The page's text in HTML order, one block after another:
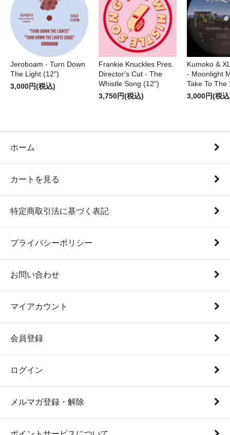
Jeroboam - Turn Down
The Light (12")
3,000円(税込)
Frankie Knuckles Pres.
Director's Cut - The
Whistle Song (12")
3,750円(税込)
Kumoko &
- Moonlight
Take To The
3,000円(税
ホーム
カートを見る
特定商取引法に基づく表記
プライバシーポリシー
お問い合わせ
マイアカウント
会員登録
ログイン
メルマガ登録・解除